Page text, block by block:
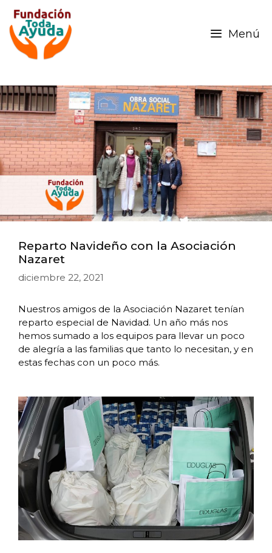
Menú
Reparto Navideño con la Asociación
Nazaret
diciembre 22, 2021
Nuestros amigos de la Asociación Nazaret tenían
reparto especial de Navidad. Un año más nos
hemos sumado a los equipos para llevar un poco
de alegría a las familias que tanto lo necesitan, y en
estas fechas con un poco más.